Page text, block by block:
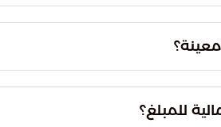
الرقابة وأقاربهم من الدرجة
للتعامل مع الأنظمةللمبلغ؟